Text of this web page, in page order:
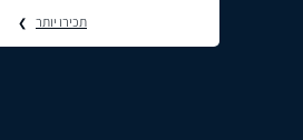
תכירו יותר